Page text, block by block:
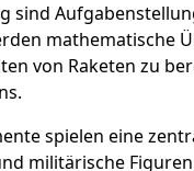
sind
mathematische
von Raketen zu
spielen eine
militärische